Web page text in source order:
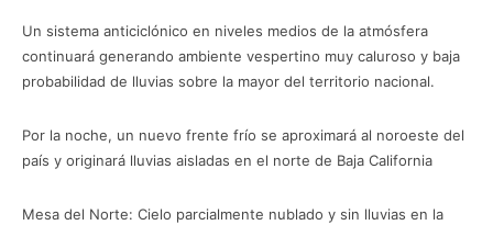
Un sistema anticiclónico en niveles medios de la atmósfera
continuará generando ambiente vespertino muy caluroso y baja
probabilidad de lluvias sobre la mayor del territorio nacional.
Por la noche, un nuevo frente frío se aproximará al noroeste del
país y originará lluvias aisladas en el norte de Baja California
Mesa del Norte: Cielo parcialmente nublado y sin lluvias en la